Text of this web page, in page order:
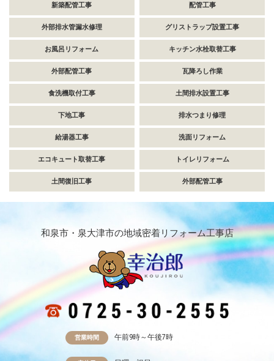
新築配管工事 配管工事
外部排水管漏水修理 グリストラップ設置工事
お風呂リフォーム キッチン水栓取替工事
外部配管工事 瓦降ろし作業
食洗機取付工事 土間排水設置工事
下地工事 排水つまり修理
給湯器工事 洗面リフォーム
エコキュート取替工事 トイレリフォーム
土間復旧工事 外部配管工事
和泉市・泉大津市の地域密着リフォーム工事店
営業時間 午前9時～午後7時